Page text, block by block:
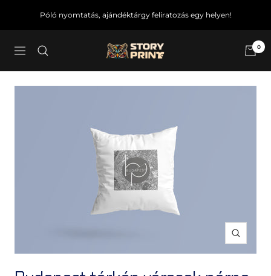
Póló nyomtatás, ajándéktárgy feliratozás egy helyen!
Navigáció Story4U 0
Zoom